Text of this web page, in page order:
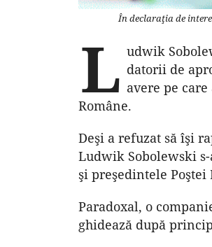
În declaraţia de
L udwik
datorii de
avere pe
Române.
Deşi a refuzat să îşi
Ludwik Sobolewski
şi preşedintele
Paradoxal, o
ghidează după